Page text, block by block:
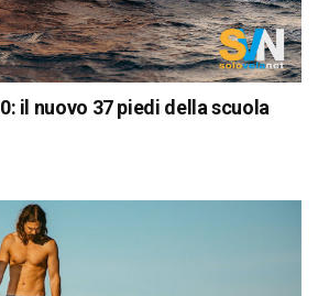
il nuovo 37 piedi della scuola